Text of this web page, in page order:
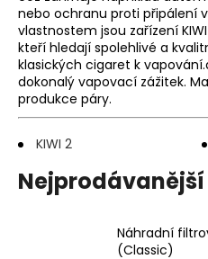
nebo ochranu proti připálení
vlastnostem jsou zařízení
kteří hledají spolehlivé a
klasických cigaret k
dokonalý vapovací zážitek.
produkce páry.
KIWI 2
Nejprodávanější
Náhradní
(Classic)
n
a
j
í
t
HLEDAT